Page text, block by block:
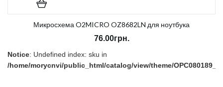
Микросхема O2MICRO OZ8682LN для ноутбука
76.00грн.
Notice: Undefined index: sku in
/home/morycnvi/public_html/catalog/view/theme/